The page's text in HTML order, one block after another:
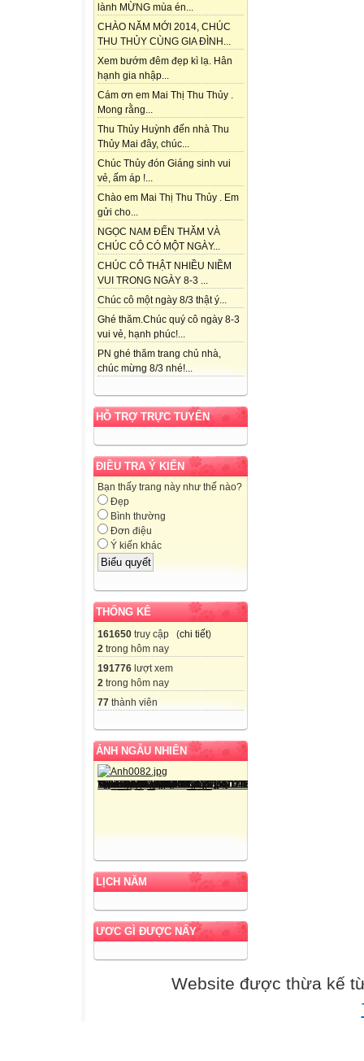
lành MỪNG mùa én...
CHÀO NĂM MỚI 2014, CHÚC
THU THỦY CÙNG GIA ĐÌNH...
Xem bướm đêm đẹp kì lạ. Hân
hạnh gia nhập...
Cám ơn em Mai Thị Thu Thủy .
Mong rằng...
Thu Thủy Huỳnh đến nhà Thu
Thủy Mai đây, chúc...
Chúc Thủy đón Giáng sinh vui
vẻ, ấm áp !...
Chào em Mai Thị Thu Thủy . Em
gửi cho...
NGỌC NAM ĐẾN THĂM VÀ
CHÚC CÔ CÓ MỘT NGÀY...
CHÚC CÔ THẬT NHIỀU NIỀM
VUI TRONG NGÀY 8-3 ...
Chúc cô một ngày 8/3 thật ý...
Ghé thăm.Chúc quý cô ngày 8-3
vui vẻ, hạnh phúc!...
PN ghé thăm trang chủ nhà,
chúc mừng 8/3 nhé!...
HỖ TRỢ TRỰC TUYẾN
ĐIỀU TRA Ý KIẾN
Bạn thấy trang này như thế nào?
Đẹp
Bình thường
Đơn điệu
Ý kiến khác
THỐNG KÊ
161650 truy cập (chi tiết)
2 trong hôm nay
191776 lượt xem
2 trong hôm nay
77 thành viên
ẢNH NGẪU NHIÊN
LỊCH NĂM
ƯƠC GÌ ĐƯỢC NẤY
Website được thừa kế